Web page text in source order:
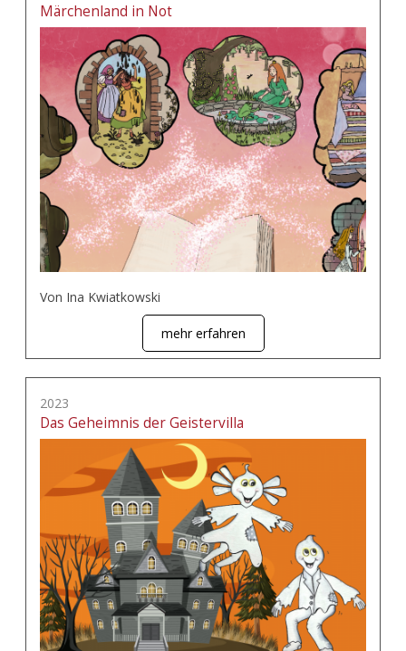
Märchenland in Not
Von Ina Kwiatkowski
mehr erfahren
2023
Das Geheimnis der Geistervilla